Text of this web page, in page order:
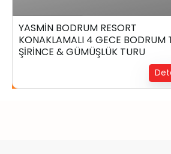
6 Gün4 Gece
Yerinizi Ayırtın !
YASMİN BODRUM RESORT
KONAKLAMALI 4 GECE BODRUM
ŞİRİNCE & GÜMÜŞLÜK TURU